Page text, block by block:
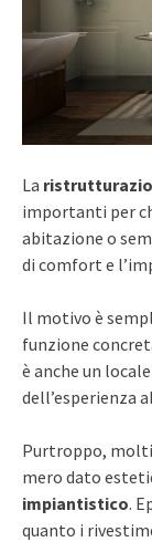
La
importanti per
abitazione o
di comfort e
Il motivo è
funzione
è anche un
dell’esperienza
Purtroppo,
mero dato
impiantistico.
quanto i